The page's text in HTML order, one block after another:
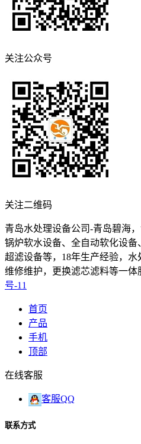
关注公众号
关注二维码
青岛水处理设备公司-青岛碧海
锅炉软水设备、全自动软化设备
超滤设备等，18年生产经验，水
维修维护，更换滤芯滤料等一
号-11
首页
产品
手机
顶部
在线客服
客服QQ
联系方式